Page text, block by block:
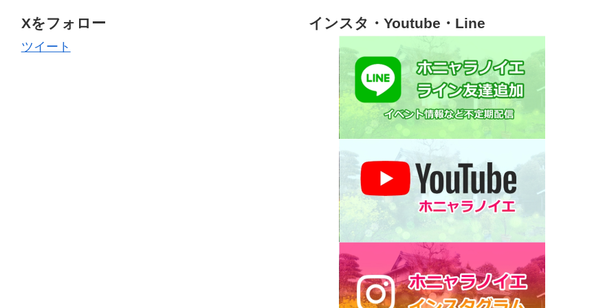
Xをフォロー
ツイート
インスタ・Youtube・Line